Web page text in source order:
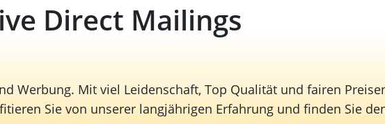
Direct Mailings
Werbung. Mit viel Leidenschaft, Top Qualität und fairen
Sie von unserer langjährigen Erfahrung und finden Sie